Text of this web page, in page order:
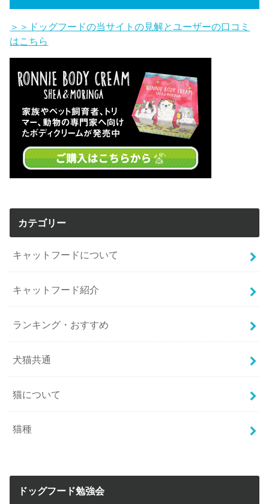
＞＞ドッグフードの当サイトの見解とユーザーの口コミ
はこちら
カテゴリー
キャットフードについて
キャットフード紹介
ランキング・おすすめ
犬猫共通
猫について
猫種
ドッグフード勉強会